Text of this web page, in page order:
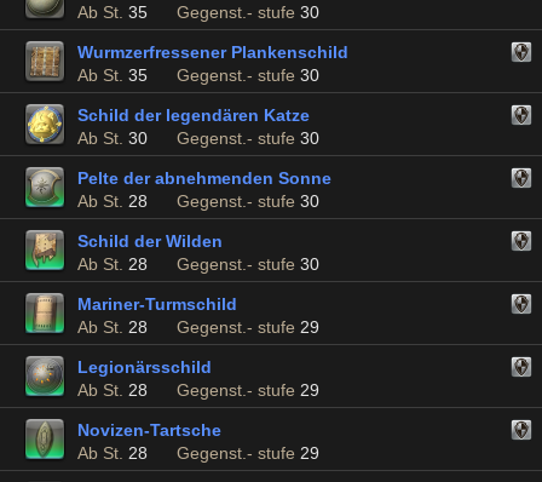
Ab St. 35 Gegenst.- stufe 30
Wurmzerfressener Plankenschild
Ab St. 35 Gegenst.- stufe 30
Schild der legendären Katze
Ab St. 30 Gegenst.- stufe 30
Pelte der abnehmenden Sonne
Ab St. 28 Gegenst.- stufe 30
Schild der Wilden
Ab St. 28 Gegenst.- stufe 30
Mariner-Turmschild
Ab St. 28 Gegenst.- stufe 29
Legionärsschild
Ab St. 28 Gegenst.- stufe 29
Novizen-Tartsche
Ab St. 28 Gegenst.- stufe 29